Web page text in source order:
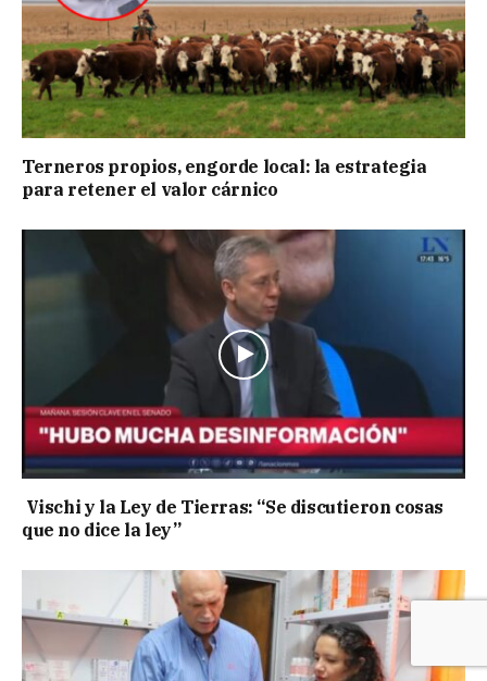
Terneros propios, engorde local: la estrategia
para retener el valor cárnico
Vischi y la Ley de Tierras: “Se discutieron cosas
que no dice la ley”